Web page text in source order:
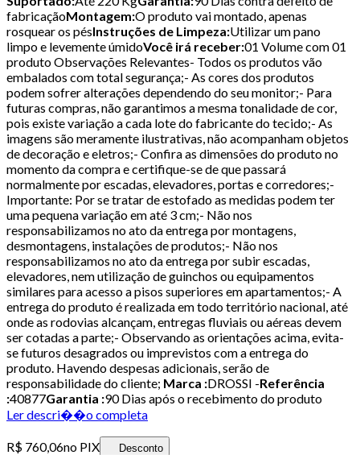
fabricaçãoMontagem:O produto vai montado, apenas
rosquear os pésInstruções de Limpeza:Utilizar um pano
limpo e levemente úmidoVocê irá receber:01 Volume com 01
produto Observações Relevantes- Todos os produtos vão
embalados com total segurança;- As cores dos produtos
podem sofrer alterações dependendo do seu monitor;- Para
futuras compras, não garantimos a mesma tonalidade de cor,
pois existe variação a cada lote do fabricante do tecido;- As
imagens são meramente ilustrativas, não acompanham objetos
de decoração e eletros;- Confira as dimensões do produto no
momento da compra e certifique-se de que passará
normalmente por escadas, elevadores, portas e corredores;-
Importante: Por se tratar de estofado as medidas podem ter
uma pequena variação em até 3 cm;- Não nos
responsabilizamos no ato da entrega por montagens,
desmontagens, instalações de produtos;- Não nos
responsabilizamos no ato da entrega por subir escadas,
elevadores, nem utilização de guinchos ou equipamentos
similares para acesso a pisos superiores em apartamentos;- A
entrega do produto é realizada em todo território nacional, até
onde as rodovias alcançam, entregas fluviais ou aéreas devem
ser cotadas a parte;- Observando as orientações acima, evita-
se futuros desagrados ou imprevistos com a entrega do
produto. Havendo despesas adicionais, serão de
responsabilidade do cliente; Marca :DROSSI -Referência
:40877Garantia :90 Dias após o recebimento do produto
Ler descri��o completa
R$ 760,06no PIX Desconto